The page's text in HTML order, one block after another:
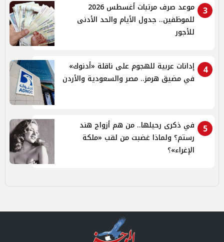
3
موعد صرف مرتبات أغسطس 2026
للموظفين.. جدول الأيام والحد الأدنى
للأجور
4
إدانات عربية للهجوم على ناقلة «أدنوك»
في مضيق هرمز.. مصر والسعودية والأردن
5
في ذكرى رحيلها.. من هم أزواج هند
رستم؟ ولماذا غضبت من لقب «ملكة
الإغراء»؟